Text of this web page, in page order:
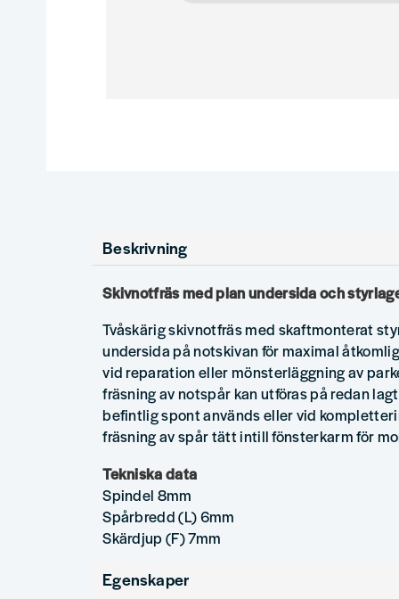
Beskrivning
Skivnotfräs med plan undersida och
Tvåskärig skivnotfräs med skaftmonterat
undersida på notskivan för maximal
vid reparation eller mönsterläggning av
fräsning av notspår kan utföras på redan
befintlig spont används eller vid
fräsning av spår tätt intill fönsterkarm för
Tekniska data
Spindel 8mm
Spårbredd (L) 6mm
Skärdjup (F) 7mm
Egenskaper